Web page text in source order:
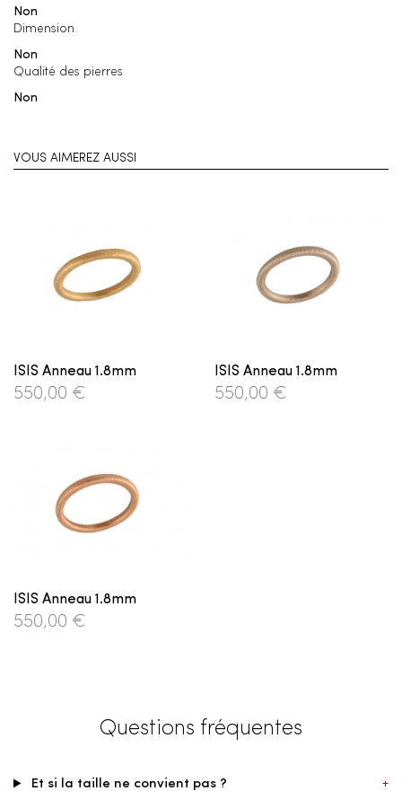
Non
Dimension
Non
Qualité des pierres
Non
VOUS AIMEREZ AUSSI
ISIS Anneau 1.8mm
550,00 €
ISIS Anneau 1.8mm
550,00 €
ISIS Anneau 1.8mm
550,00 €
Questions fréquentes
Et si la taille ne convient pas ? +